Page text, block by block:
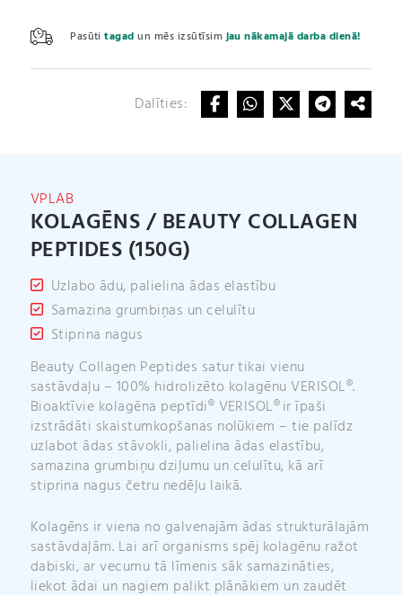
Collagen
Peptides
(150g)
Pasūtitagad un mēs izsūtīsimjau nākamajā darba dienā!
e
r
n
Dalīties:
VPLAB
KOLAGĒNS / BEAUTY COLLAGEN
PEPTIDES (150G)
Uzlabo ādu, palielina ādas elastību
Samazina grumbiņas un celulītu
Stiprina nagus
Beauty Collagen Peptides satur tikai vienu
sastāvdaļu – 100% hidrolizēto kolagēnu VERISOL®.
Bioaktīvie kolagēna peptīdi® VERISOL® ir īpaši
izstrādāti skaistumkopšanas nolūkiem – tie palīdz
uzlabot ādas stāvokli, palielina ādas elastību,
samazina grumbiņu dziļumu un celulītu, kā arī
stiprina nagus četru nedēļu laikā.
Kolagēns ir viena no galvenajām ādas strukturālajām
sastāvdaļām. Lai arī organisms spēj kolagēnu ražot
dabiski, ar vecumu tā līmenis sāk samazināties,
liekot ādai un nagiem palikt plānākiem un zaudēt